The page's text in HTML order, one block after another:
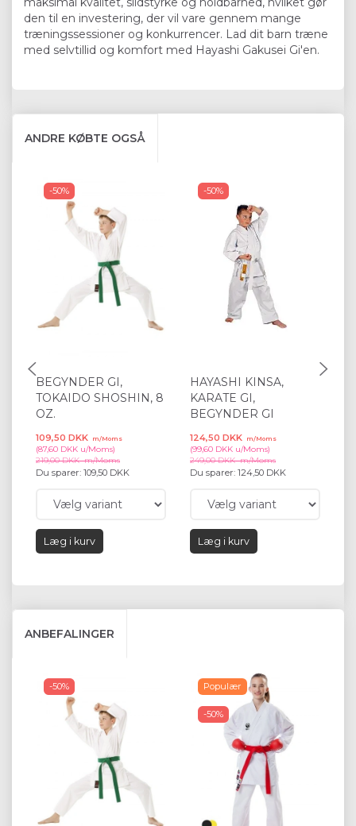
den til en investering, der vil vare gennem mange
træningssessioner og konkurrencer. Lad dit barn træne
med selvtillid og komfort med Hayashi Gakusei Gi'en.
ANDRE KØBTE OGSÅ
-50%
BEGYNDER GI,
TOKAIDO SHOSHIN, 8
OZ.
109,50 DKK m/Moms
(87,60 DKK u/Moms)
219,00 DKKm/Moms
Du sparer: 109,50 DKK
Læg i kurv
-50%
HAYASHI KINSA,
KARATE GI,
BEGYNDER GI
124,50 DKK m/Moms
(99,60 DKK u/Moms)
249,00 DKKm/Moms
Du sparer: 124,50 DKK
Læg i kurv
ANBEFALINGER
-50% Populær
-50%